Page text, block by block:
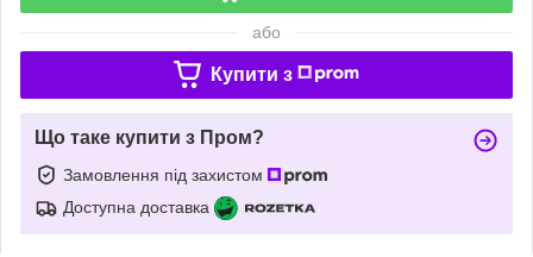
або
Купити з
Що таке купити з Пром?
Замовлення під захистом
Доступна доставка